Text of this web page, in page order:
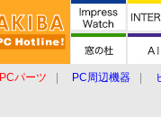
PCパーツ PC周辺機器